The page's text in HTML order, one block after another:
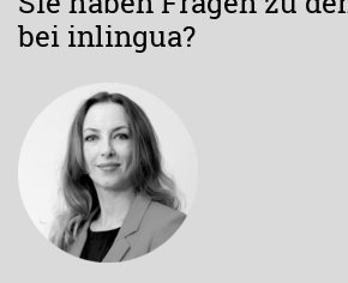
bei inlingua?